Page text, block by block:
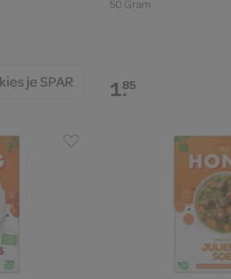
kies je SPAR
50 Gram
1.85